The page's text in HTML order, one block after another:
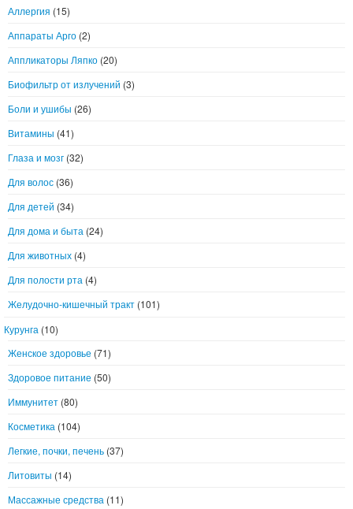
Аллергия (15)
Аппараты Арго (2)
Аппликаторы Ляпко (20)
Биофильтр от излучений (3)
Боли и ушибы (26)
Витамины (41)
Глаза и мозг (32)
Для волос (36)
Для детей (34)
Для дома и быта (24)
Для животных (4)
Для полости рта (4)
Желудочно-кишечный тракт (101)
Курунга (10)
Женское здоровье (71)
Здоровое питание (50)
Иммунитет (80)
Косметика (104)
Легкие, почки, печень (37)
Литовиты (14)
Массажные средства (11)